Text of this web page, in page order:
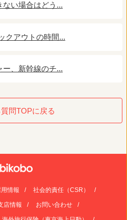
ない場合はどう...
クアウトの時間...
ー、新幹線のチ...
問TOPに戻る
情報 社会的責任（CSR）
店情報 お問い合わせ